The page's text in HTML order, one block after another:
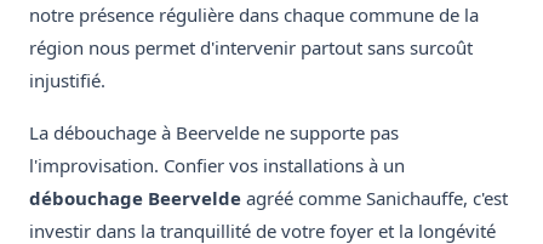
notre présence régulière dans chaque commune de la
région nous permet d'intervenir partout sans surcoût
injustifié.
La débouchage à Beervelde ne supporte pas
l'improvisation. Confier vos installations à un
débouchage Beervelde agréé comme Sanichauffe, c'est
investir dans la tranquillité de votre foyer et la longévité